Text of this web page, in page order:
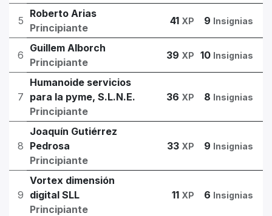
5
Roberto Arias
Principiante
41 XP 9 Insignias
6
Guillem Alborch
Principiante
39 XP 10 Insignias
7
Humanoide servicios
para la pyme, S.L.N.E.
Principiante
36 XP 8 Insignias
8
Joaquín Gutiérrez
Pedrosa
Principiante
33 XP 9 Insignias
9
Vortex dimensión
digital SLL
Principiante
11 XP 6 Insignias